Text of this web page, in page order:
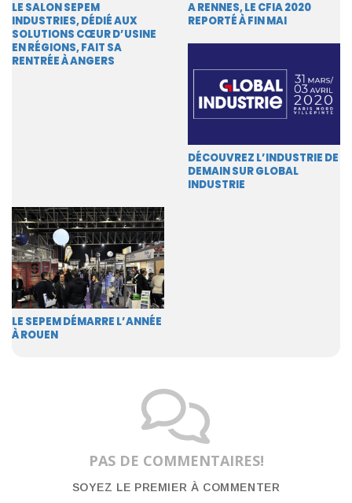
LE SALON SEPEM
INDUSTRIES, DÉDIÉ AUX
SOLUTIONS CŒUR D’USINE
EN RÉGIONS, FAIT SA
RENTRÉE À ANGERS
A RENNES, LE CFIA 2020
REPORTÉ À FIN MAI
DÉCOUVREZ L’INDUSTRIE DE
DEMAIN SUR GLOBAL
INDUSTRIE
LE SEPEM DÉMARRE L’ANNÉE
À ROUEN
PAS DE COMMENTAIRES!
SOYEZ LE PREMIER À COMMENTER